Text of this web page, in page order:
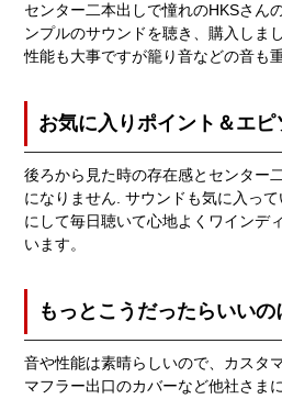
センター二本出しで憧れのHKSさん
ンプルのサウンドを聴き、購入しまし
性能も大事ですが籠り音などの音も
お気に入りポイント＆エピ
後ろから見た時の存在感とセンター
になりません. サウンドも気に入っ
にして毎日聴いて心地よくワインデ
います。
もっとこうだったらいいの
音や性能は素晴らしいので、カスタ
マフラー出口のカバーなど他社さま